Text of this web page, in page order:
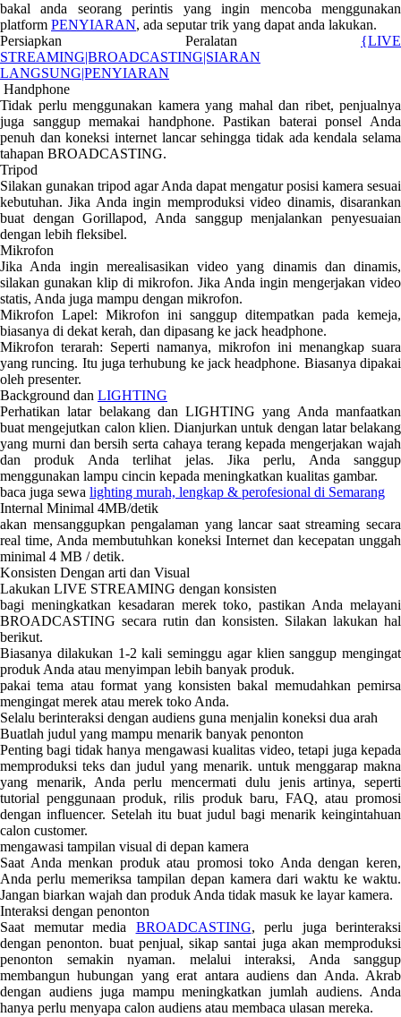
bakal anda seorang perintis yang ingin mencoba menggunakan
platform PENYIARAN, ada seputar trik yang dapat anda lakukan.
Persiapkan Peralatan {LIVE
STREAMING|BROADCASTING|SIARAN
LANGSUNG|PENYIARAN
Handphone
Tidak perlu menggunakan kamera yang mahal dan ribet, penjualnya
juga sanggup memakai handphone. Pastikan baterai ponsel Anda
penuh dan koneksi internet lancar sehingga tidak ada kendala selama
tahapan BROADCASTING.
Tripod
Silakan gunakan tripod agar Anda dapat mengatur posisi kamera sesuai
kebutuhan. Jika Anda ingin memproduksi video dinamis, disarankan
buat dengan Gorillapod, Anda sanggup menjalankan penyesuaian
dengan lebih fleksibel.
Mikrofon
Jika Anda ingin merealisasikan video yang dinamis dan dinamis,
silakan gunakan klip di mikrofon. Jika Anda ingin mengerjakan video
statis, Anda juga mampu dengan mikrofon.
Mikrofon Lapel: Mikrofon ini sanggup ditempatkan pada kemeja,
biasanya di dekat kerah, dan dipasang ke jack headphone.
Mikrofon terarah: Seperti namanya, mikrofon ini menangkap suara
yang runcing. Itu juga terhubung ke jack headphone. Biasanya dipakai
oleh presenter.
Background dan LIGHTING
Perhatikan latar belakang dan LIGHTING yang Anda manfaatkan
buat mengejutkan calon klien. Dianjurkan untuk dengan latar belakang
yang murni dan bersih serta cahaya terang kepada mengerjakan wajah
dan produk Anda terlihat jelas. Jika perlu, Anda sanggup
menggunakan lampu cincin kepada meningkatkan kualitas gambar.
baca juga sewa lighting murah, lengkap & perofesional di Semarang
Internal Minimal 4MB/detik
akan mensanggupkan pengalaman yang lancar saat streaming secara
real time, Anda membutuhkan koneksi Internet dan kecepatan unggah
minimal 4 MB / detik.
Konsisten Dengan arti dan Visual
Lakukan LIVE STREAMING dengan konsisten
bagi meningkatkan kesadaran merek toko, pastikan Anda melayani
BROADCASTING secara rutin dan konsisten. Silakan lakukan hal
berikut.
Biasanya dilakukan 1-2 kali seminggu agar klien sanggup mengingat
produk Anda atau menyimpan lebih banyak produk.
pakai tema atau format yang konsisten bakal memudahkan pemirsa
mengingat merek atau merek toko Anda.
Selalu berinteraksi dengan audiens guna menjalin koneksi dua arah
Buatlah judul yang mampu menarik banyak penonton
Penting bagi tidak hanya mengawasi kualitas video, tetapi juga kepada
memproduksi teks dan judul yang menarik. untuk menggarap makna
yang menarik, Anda perlu mencermati dulu jenis artinya, seperti
tutorial penggunaan produk, rilis produk baru, FAQ, atau promosi
dengan influencer. Setelah itu buat judul bagi menarik keingintahuan
calon customer.
mengawasi tampilan visual di depan kamera
Saat Anda menkan produk atau promosi toko Anda dengan keren,
Anda perlu memeriksa tampilan depan kamera dari waktu ke waktu.
Jangan biarkan wajah dan produk Anda tidak masuk ke layar kamera.
Interaksi dengan penonton
Saat memutar media BROADCASTING, perlu juga berinteraksi
dengan penonton. buat penjual, sikap santai juga akan memproduksi
penonton semakin nyaman. melalui interaksi, Anda sanggup
membangun hubungan yang erat antara audiens dan Anda. Akrab
dengan audiens juga mampu meningkatkan jumlah audiens. Anda
hanya perlu menyapa calon audiens atau membaca ulasan mereka.